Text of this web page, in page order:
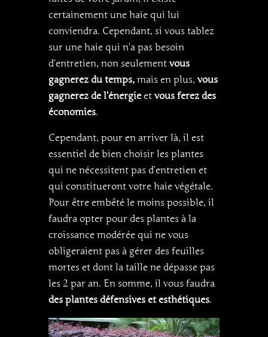
certainement une haie qui lui
conviendra. Cependant, si vous tablez
sur une haie qui n’a pas besoin
d’entretien, non seulementvous
gagnerez du temps,mais en plus,vous
gagnerez de l’énergieetvous ferez des
économies.
Cependant, pour en arriver là, il est
essentiel de bien choisir les plantes
qui ne nécessitent pas d’entretien et
qui constitueront votre haie végétale.
Pour être embêté le moins possible, il
faudra opter pour des plantes à la
croissance modérée qui ne vous
obligeraient pas à gérer des feuilles
mortes et dont la taille ne dépasse pas
les 2 par an. En somme, il vous faudra
des plantes défensives et esthétiques.